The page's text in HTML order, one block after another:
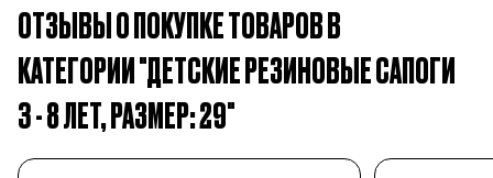
ОТЗЫВЫ О ПОКУПКЕ ТОВАРОВ В
КАТЕГОРИИ "ДЕТСКИЕ РЕЗИНОВЫЕ САПОГИ
3 - 8 ЛЕТ, РАЗМЕР: 29"